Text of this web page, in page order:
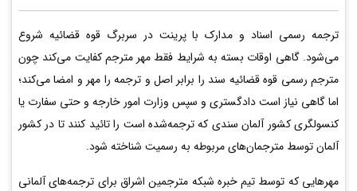
ترجمه رسمی اسناد و مدارک با پرینت در سربرگ قوه قضائیه شروع
می‌شود. گاهی اوقات بسته به شرایط فقط مهر مترجم کفایت می‌کند چون
مترجم رسمی قوه قضائیه سند را برابر اصل و ترجمه را مهر و امضا می‌کند؛
اما گاهی نیاز است دادگستری و سپس وزارت امور خارجه و حتی سفارت یا
کنسولگری کشور آلمان سندی که ترجمه‌شده است را تائید کنند تا در کشور
آلمان توسط مترجمان‌های مربوطه به رسمیت شناخته شود.
مهرهایی که توسط تیم خبره شبکه مترجمین اشراق برای ترجمه‌های آلمانی